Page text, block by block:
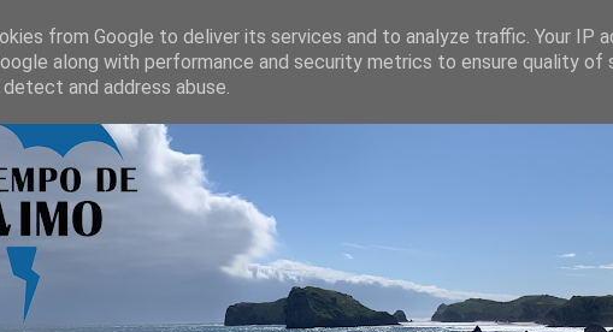
from Google to deliver its services and to analyze traffic. Your IP
along with performance and security metrics to ensure quality of
and address abuse.